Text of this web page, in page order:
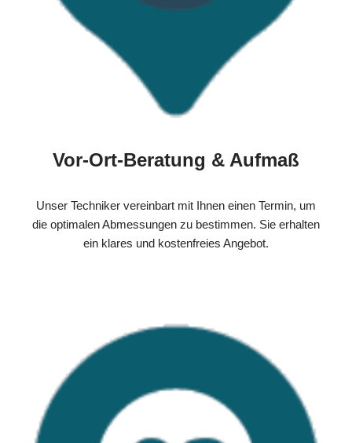
Vor-Ort-Beratung & Aufmaß
Unser Techniker vereinbart mit Ihnen einen Termin, um
die optimalen Abmessungen zu bestimmen. Sie erhalten
ein klares und kostenfreies Angebot.